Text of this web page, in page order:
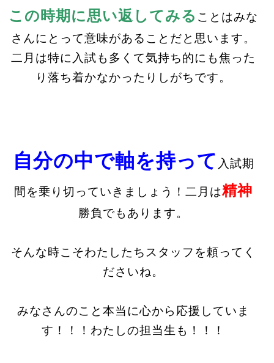
この時期に思い返してみる ことはみな
さんにとって意味があることだと思います。
二月は特に入試も多くて気持ち的にも焦った
り落ち着かなかったりしがちです。
自分の中で軸を持って 入試期
間を乗り切っていきましょう！二月は精神
勝負でもあります。
そんな時こそわたしたちスタッフを頼ってく
ださいね。
みなさんのこと本当に心から応援していま
す！！！わたしの担当生も！！！